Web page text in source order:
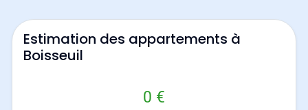
Estimation des appartements à
Boisseuil
0 €